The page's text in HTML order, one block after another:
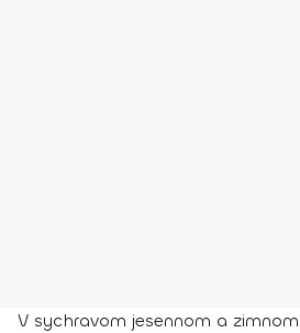
V sychravom jesennom a